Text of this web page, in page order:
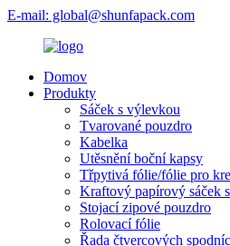
E-mail: global@shunfapack.com
Domov
Produkty
Sáček s výlevkou
Tvarované pouzdro
Kabelka
Utěsnění boční kapsy
Třpytivá fólie/fólie pro
Kraftový papírový sáček
Stojací zipové pouzdro
Rolovací fólie
Řada čtvercových